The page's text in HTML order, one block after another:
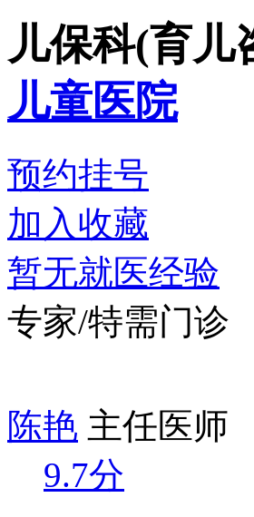
儿保科(育儿
儿童医院
预约挂号
加入收藏
暂无就医经验
专家/特需门诊
陈艳 主任医师
9.7分